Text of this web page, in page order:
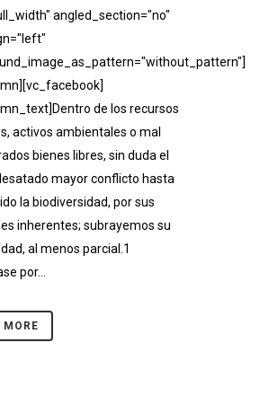
angled_section="no"
de los recursos
activos ambientales o mal
bienes libres, sin duda el
mayor conflicto hasta
la biodiversidad, por sus
inherentes; subrayemos su
al menos parcial.1
por...
MORE